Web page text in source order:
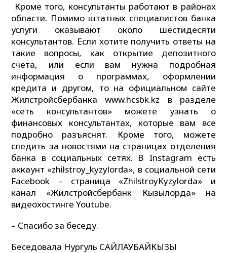
Кроме того, консультанты работают в районах
области. Помимо штатных специалистов банка
услуги оказывают около шестидесяти
консультантов. Если хотите получить ответы на
такие вопросы, как открытие депозитного
счета, или если вам нужна подробная
информация о программах, оформлении
кредита и другом, то на официальном сайте
Жилстройсбербанка www.hcsbk.kz в разделе
«сеть консультантов» можете узнать о
финансовых консультантах, которые вам все
подробно разъяснят. Кроме того, можете
следить за новостями на страницах отделения
банка в социальных сетях. В Instagram есть
аккаунт «zhilstroy_kyzylorda», в социальной сети
Facebook – страница «ZhilstroyKyzylorda» и
канал «Жилстройсбербанк Кызылорда» на
видеохостинге Youtube.
– Спасибо за беседу.
Беседовала Нургуль САЙЛАУБАЙКЫЗЫ